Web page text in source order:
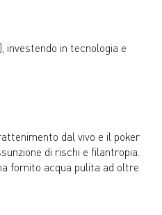
investendo in tecnologia e
dal vivo e il poker
di rischi e filantropia.
fornito acqua pulita ad oltre